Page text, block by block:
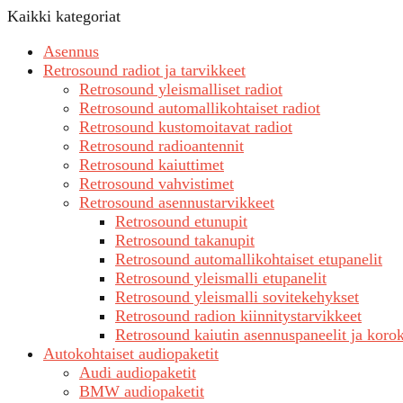
Kaikki kategoriat
Asennus
Retrosound radiot ja tarvikkeet
Retrosound yleismalliset radiot
Retrosound automallikohtaiset radiot
Retrosound kustomoitavat radiot
Retrosound radioantennit
Retrosound kaiuttimet
Retrosound vahvistimet
Retrosound asennustarvikkeet
Retrosound etunupit
Retrosound takanupit
Retrosound automallikohtaiset etupanelit
Retrosound yleismalli etupanelit
Retrosound yleismalli sovitekehykset
Retrosound radion kiinnitystarvikkeet
Retrosound kaiutin asennuspaneelit ja
Autokohtaiset audiopaketit
Audi audiopaketit
BMW audiopaketit